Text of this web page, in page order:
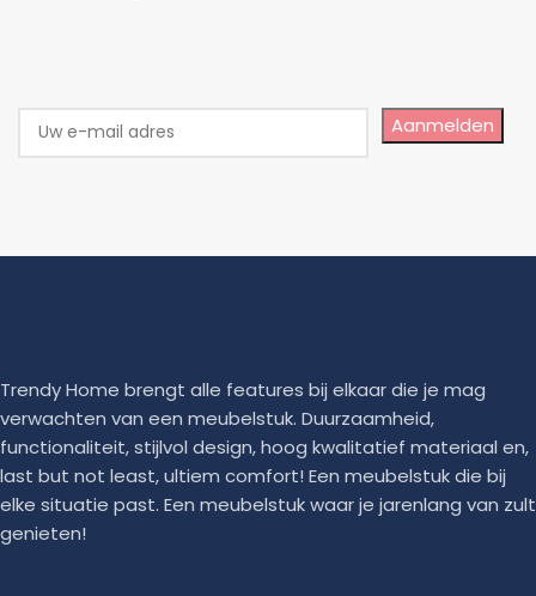
Aanmelden
Trendy Home brengt alle features bij elkaar die je mag
verwachten van een meubelstuk. Duurzaamheid,
functionaliteit, stijlvol design, hoog kwalitatief materiaal en,
last but not least, ultiem comfort! Een meubelstuk die bij
elke situatie past. Een meubelstuk waar je jarenlang van zult
genieten!